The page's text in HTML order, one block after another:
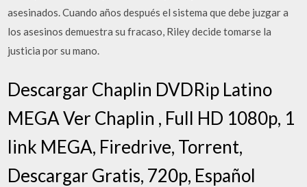
asesinados. Cuando años después el sistema que debe juzgar a
los asesinos demuestra su fracaso, Riley decide tomarse la
justicia por su mano.
Descargar Chaplin DVDRip Latino
MEGA Ver Chaplin , Full HD 1080p, 1
link MEGA, Firedrive, Torrent,
Descargar Gratis, 720p, Español